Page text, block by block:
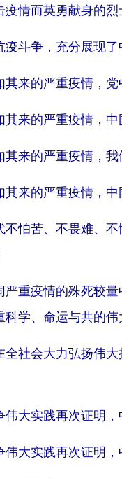
疫情而英勇献身的
疫斗争，充分展现
其来的严重疫情，
其来的严重疫情，
其来的严重疫情，
其来的严重疫情，
不怕苦、不畏难、
严重疫情的殊死较
学、命运与共的
全社会大力弘扬伟
伟大实践再次证明
伟大实践再次证明